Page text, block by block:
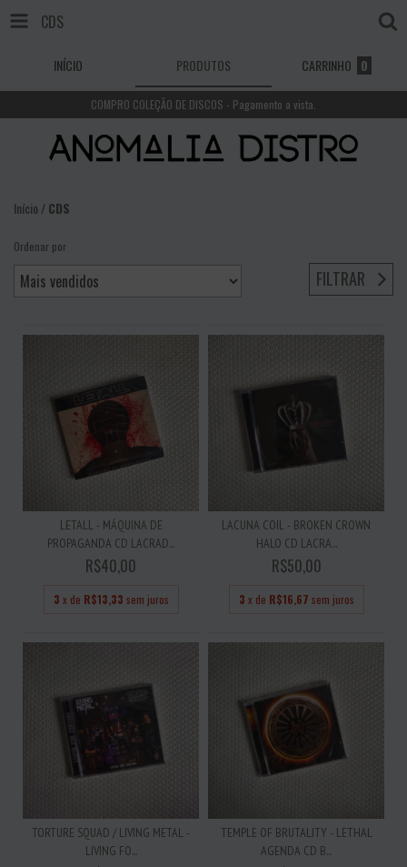
CDS
INÍCIO PRODUTOS CARRINHO 0
COMPRO COLEÇÃO DE DISCOS - Pagamento a vista.
Início /CDS
Ordenar por
FILTRAR
LETALL - MÁQUINA DE
PROPAGANDA CD LACRAD...
R$40,00
3 x de R$13,33 sem juros
LACUNA COIL - BROKEN CROWN
HALO CD LACRA...
R$50,00
3 x de R$16,67 sem juros
TORTURE SQUAD / LIVING METAL -
LIVING FO...
TEMPLE OF BRUTALITY - LETHAL
AGENDA CD B...